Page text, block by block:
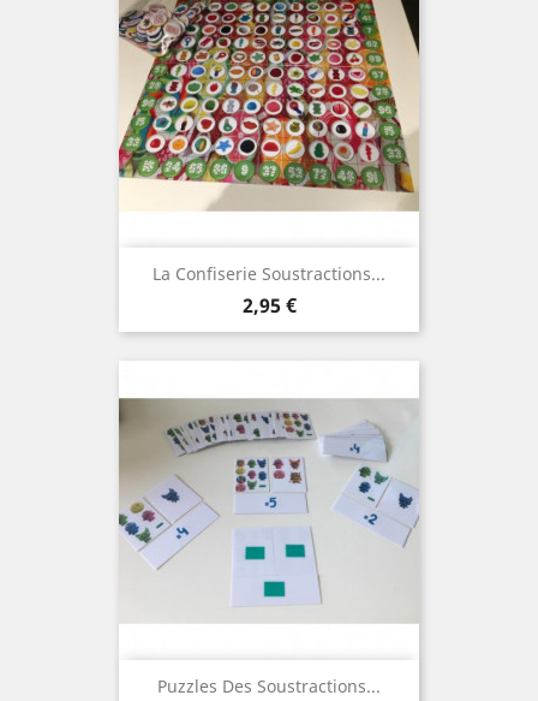
La Confiserie Soustractions...
Prix
2,95 €
Puzzles Des Soustractions...